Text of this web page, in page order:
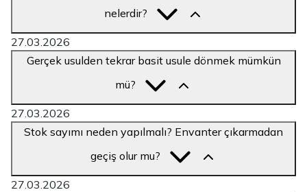
nelerdir?
27.03.2026
Gerçek usulden tekrar basit usule dönmek mümkün
mü?
27.03.2026
Stok sayımı neden yapılmalı? Envanter çıkarmadan
geçiş olur mu?
27.03.2026